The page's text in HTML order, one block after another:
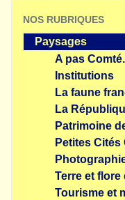
NOS RUBRIQUES
Paysages
A pas
Institutions
La faune
La
Patrimoine
Petites
Terre et flore
Tourisme et